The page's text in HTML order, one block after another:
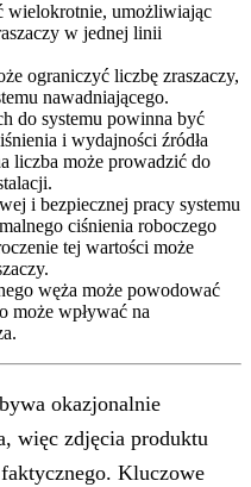
wielokrotnie, umożliwiając
w jednej linii
ograniczyć liczbę zraszaczy,
nawadniającego.
do systemu powinna być
i wydajności źródła
liczba może prowadzić do
i bezpiecznej pracy systemu
ciśnienia roboczego
tej wartości może
węża może powodować
może wpływać na
okazjonalnie
więc zdjęcia produktu
Kluczowe